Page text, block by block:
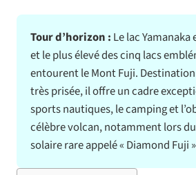
Tour d’horizon : Le lac
et le plus élevé des cinq lacs
entourent le Mont Fuji.
très prisée, il offre un cadre
sports nautiques, le camping et
célèbre volcan, notamment lors
solaire rare appelé « Diamond Fuji